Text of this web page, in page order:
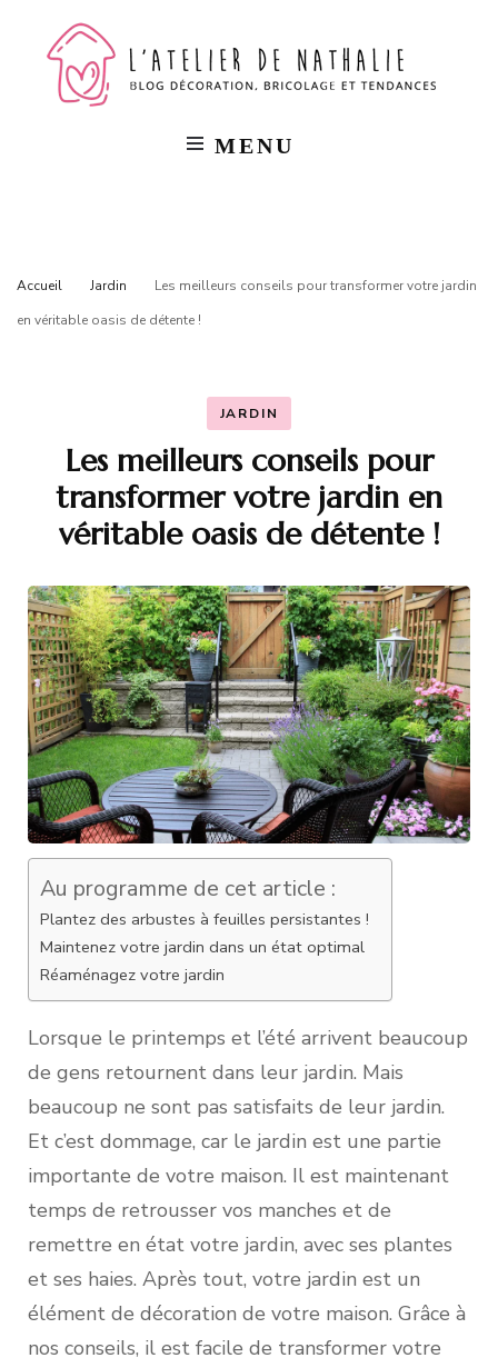
MENU
Accueil Jardin
Les meilleurs conseils pour transformer votre jardin
en véritable oasis de détente !
JARDIN
Les meilleurs conseils pour
transformer votre jardin en
véritable oasis de détente !
Au programme de cet article :
Plantez des arbustes à feuilles persistantes !
Maintenez votre jardin dans un état optimal
Réaménagez votre jardin
Lorsque le printemps et l’été arrivent beaucoup
de gens retournent dans leur jardin. Mais
beaucoup ne sont pas satisfaits de leur jardin.
Et c’est dommage, car le jardin est une partie
importante de votre maison. Il est maintenant
temps de retrousser vos manches et de
remettre en état votre jardin, avec ses plantes
et ses haies. Après tout, votre jardin est un
élément de décoration de votre maison. Grâce à
nos conseils, il est facile de transformer votre